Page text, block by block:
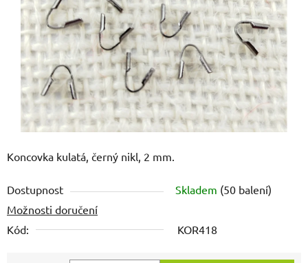
Koncovka kulatá, černý nikl, 2 mm.
Dostupnost Skladem (50 balení)
Možnosti doručení
Kód:
KOR418